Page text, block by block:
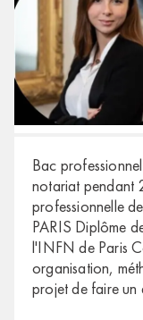
Bac
notariat pendant
professionnelle
PARIS Diplôme
l'INFN de Paris
organisation,
projet de faire un